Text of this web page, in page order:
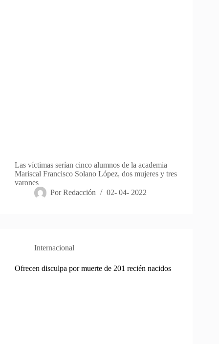
Las víctimas serían cinco alumnos de la academia
Mariscal Francisco Solano López, dos mujeres y tres
varones
Por Redacción 02- 04- 2022
Internacional
Ofrecen disculpa por muerte de 201 recién nacidos